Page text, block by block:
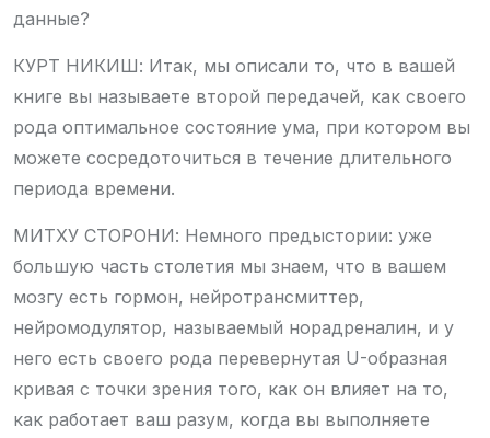
данные?
КУРТ НИКИШ: Итак, мы описали то, что в вашей
книге вы называете второй передачей, как своего
рода оптимальное состояние ума, при котором вы
можете сосредоточиться в течение длительного
периода времени.
МИТХУ СТОРОНИ: Немного предыстории: уже
большую часть столетия мы знаем, что в вашем
мозгу есть гормон, нейротрансмиттер,
нейромодулятор, называемый норадреналин, и у
него есть своего рода перевернутая U-образная
кривая с точки зрения того, как он влияет на то,
как работает ваш разум, когда вы выполняете